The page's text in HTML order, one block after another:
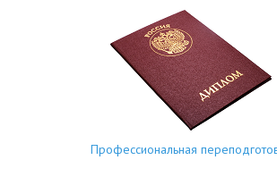
Профессиональная